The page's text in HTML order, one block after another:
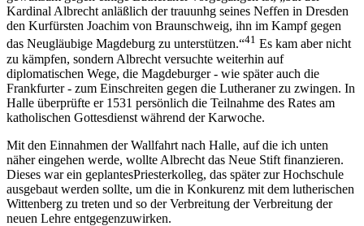
Kardinal Albrecht anläßlich der trauunhg seines Neffen in Dresden
den Kurfürsten Joachim von Braunschweig, ihn im Kampf gegen
das Neugläubige Magdeburg zu unterstützen.“41 Es kam aber nicht
zu kämpfen, sondern Albrecht versuchte weiterhin auf
diplomatischen Wege, die Magdeburger - wie später auch die
Frankfurter - zum Einschreiten gegen die Lutheraner zu zwingen. In
Halle überprüfte er 1531 persönlich die Teilnahme des Rates am
katholischen Gottesdienst während der Karwoche.
Mit den Einnahmen der Wallfahrt nach Halle, auf die ich unten
näher eingehen werde, wollte Albrecht das Neue Stift finanzieren.
Dieses war ein geplantesPriesterkolleg, das später zur Hochschule
ausgebaut werden sollte, um die in Konkurenz mit dem lutherischen
Wittenberg zu treten und so der Verbreitung der Verbreitung der
neuen Lehre entgegenzuwirken.